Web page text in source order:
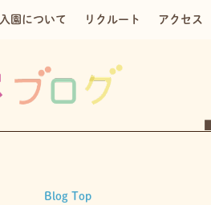
入園について リクルート アクセス
Blog Top